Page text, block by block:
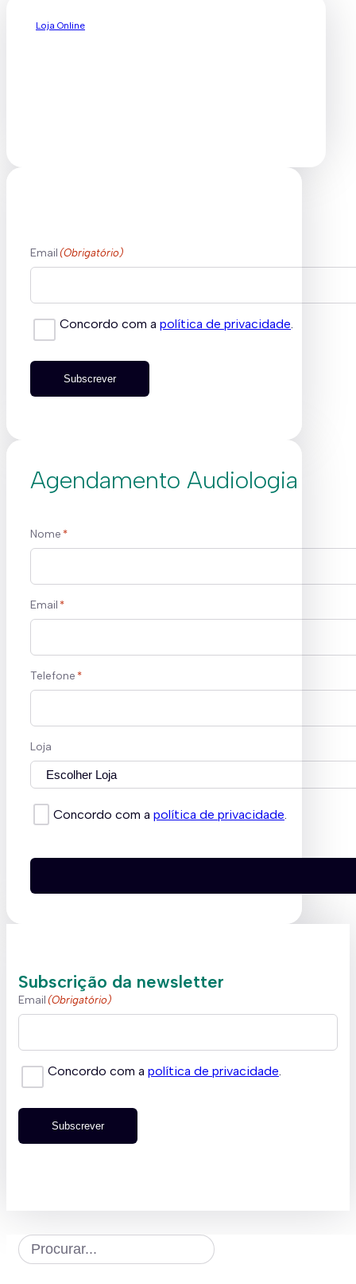
Loja Online
Email (Obrigatório)
Concordo com a política de privacidade.
Subscrever
Agendamento Audiologia
Nome *
Email *
Telefone *
Loja
Concordo com a política de privacidade.
Subscrição da newsletter
Email (Obrigatório)
Concordo com a política de privacidade.
Subscrever